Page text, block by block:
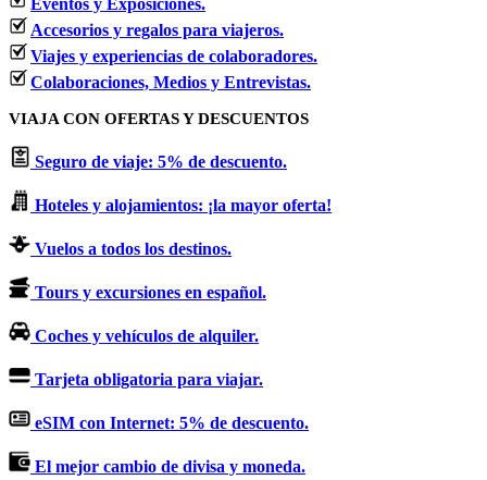
Eventos y Exposiciones.
Accesorios y regalos para viajeros.
Viajes y experiencias de colaboradores.
Colaboraciones, Medios y Entrevistas.
VIAJA CON OFERTAS Y DESCUENTOS
Seguro de viaje: 5% de descuento.
Hoteles y alojamientos: ¡la mayor oferta!
Vuelos a todos los destinos.
Tours y excursiones en español.
Coches y vehículos de alquiler.
Tarjeta obligatoria para viajar.
eSIM con Internet: 5% de descuento.
El mejor cambio de divisa y moneda.